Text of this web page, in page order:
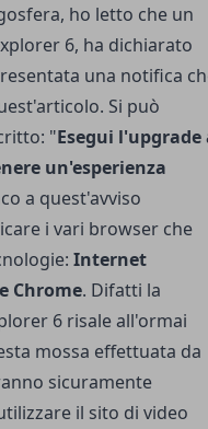
ho letto che un
6, ha dichiarato
una notifica
Si può
"Esegui l'upgrade
un'esperienza
a quest'avviso
i vari browser che
Internet
Chrome. Difatti la
6 risale all'ormai
mossa effettuata da
sicuramente
il sito di video